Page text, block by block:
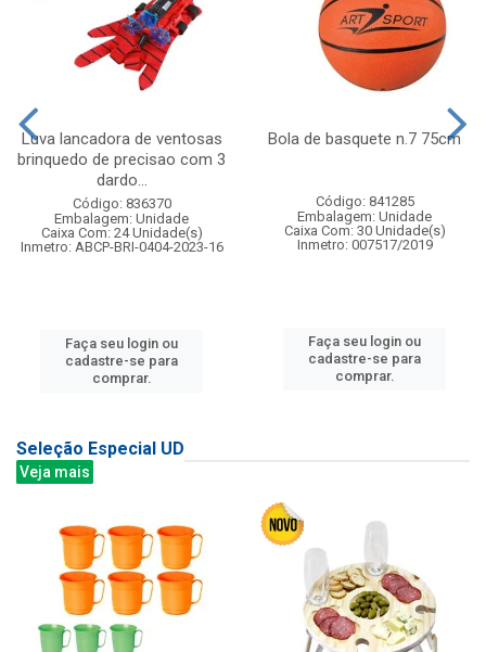
Luva lancadora de ventosas
brinquedo de precisao com 3
dardo...
Código: 836370
Embalagem: Unidade
Caixa Com: 24 Unidade(s)
Inmetro: ABCP-BRI-0404-2023-16
Faça seu login ou
cadastre-se para
comprar.
Bola de basquete n.7 75cm
Código: 841285
Embalagem: Unidade
Caixa Com: 30 Unidade(s)
Inmetro: 007517/2019
Faça seu login ou
cadastre-se para
comprar.
Seleção Especial UD
Veja mais